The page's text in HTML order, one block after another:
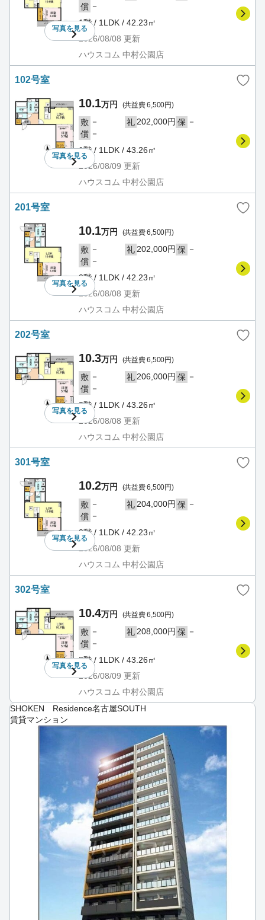
写真を見る
償 －
1階 / 1LDK / 42.23㎡
2026/08/08 更新
ハウスコム 中村公園店
102号室
写真を見る
10.1万円 (共益費 6,500円)
敷 － 礼 202,000円 保 －
償 －
1階 / 1LDK / 43.26㎡
2026/08/09 更新
ハウスコム 中村公園店
201号室
写真を見る
10.1万円 (共益費 6,500円)
敷 － 礼 202,000円 保 －
償 －
2階 / 1LDK / 42.23㎡
2026/08/08 更新
ハウスコム 中村公園店
202号室
写真を見る
10.3万円 (共益費 6,500円)
敷 － 礼 206,000円 保 －
償 －
2階 / 1LDK / 43.26㎡
2026/08/08 更新
ハウスコム 中村公園店
301号室
写真を見る
10.2万円 (共益費 6,500円)
敷 － 礼 204,000円 保 －
償 －
3階 / 1LDK / 42.23㎡
2026/08/08 更新
ハウスコム 中村公園店
302号室
写真を見る
10.4万円 (共益費 6,500円)
敷 － 礼 208,000円 保 －
償 －
3階 / 1LDK / 43.26㎡
2026/08/09 更新
ハウスコム 中村公園店
SHOKEN Residence名古屋SOUTH
賃貸マンション